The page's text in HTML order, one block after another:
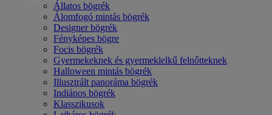
Állatos bögrék
Álomfogó mintás bögrék
Designer bögrék
Fényképes bögre
Focis bögrék
Gyermekeknek és gyermeklelkű felnőtteknek
Halloween mintás bögrék
Illusztrált panoráma bögrék
Indiános bögrék
Klasszikusok